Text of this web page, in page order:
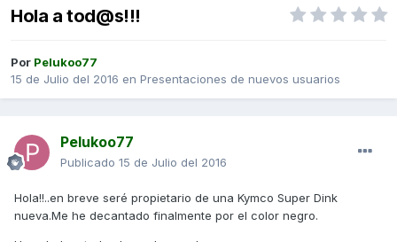
Hola a tod@s!!!
Por Pelukoo77
15 de Julio del 2016 en Presentaciones de nuevos usuarios
Pelukoo77
Publicado 15 de Julio del 2016
Hola!!..en breve seré propietario de una Kymco Super Dink
nueva.Me he decantado finalmente por el color negro.